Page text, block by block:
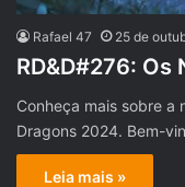
Rafael 47 25 de
RD&D#276: Os
Conheça mais sobre a
Dragons 2024. Bem-
Leia mais »